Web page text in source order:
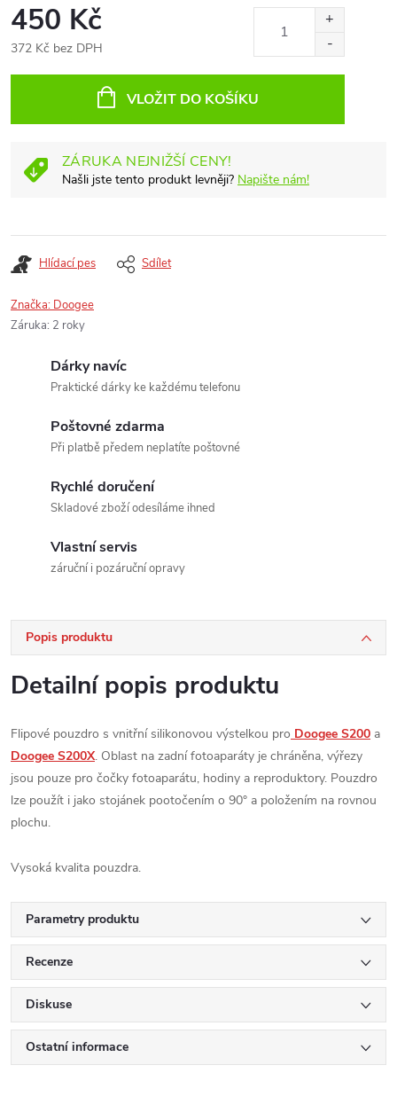
450 Kč
372 Kč bez DPH
VLOŽIT DO KOŠÍKU
ZÁRUKA NEJNIŽŠÍ CENY!
Našli jste tento produkt levněji? Napište nám!
Hlídací pes Sdílet
Značka: Doogee
Záruka: 2 roky
Dárky navíc
Praktické dárky ke každému telefonu
Poštovné zdarma
Při platbě předem neplatíte poštovné
Rychlé doručení
Skladové zboží odesíláme ihned
Vlastní servis
záruční i pozáruční opravy
Popis produktu
Detailní popis produktu
Flipové pouzdro s vnitřní silikonovou výstelkou pro Doogee S200 a
Doogee S200X. Oblast na zadní fotoaparáty je chráněna, výřezy
jsou pouze pro čočky fotoaparátu, hodiny a reproduktory. Pouzdro
lze použít i jako stojánek pootočením o 90° a položením na rovnou
plochu.
Vysoká kvalita pouzdra.
Parametry produktu
Recenze
Diskuse
Ostatní informace